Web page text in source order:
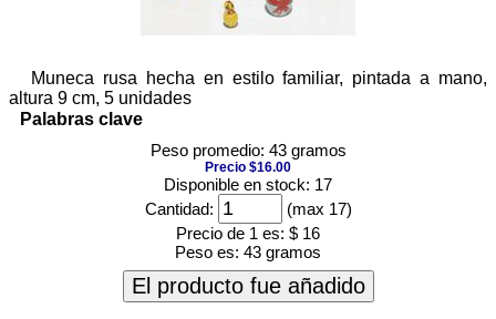
Muneca rusa hecha en estilo familiar, pintada a mano,
altura 9 cm, 5 unidades
Palabras clave
Peso promedio: 43 gramos
Precio $16.00
Disponible en stock: 17
Cantidad:
(max 17)
Precio de 1 es: $ 16
Peso es: 43 gramos
El producto fue añadido